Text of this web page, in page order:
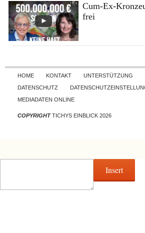
Cum-Ex-
frei
Skip to
HOME KONTAKT UNTERSTÜTZUNG
DATENSCHUTZ
MEDIADATEN ONLINE
COPYRIGHTTICHYS EINBLICK 2026
Insert